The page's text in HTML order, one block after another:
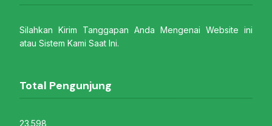
Silahkan Kirim Tanggapan Anda Mengenai Website ini
atau Sistem Kami Saat Ini.
Total Pengunjung
23.598